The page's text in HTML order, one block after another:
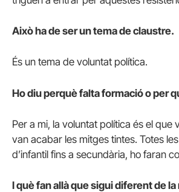
Això ha de ser un tema de claustre.
És un tema de voluntat política.
Ho diu perquè falta formació o per
Per a mi, la voluntat política és el que
van acabar les mitges tintes. Totes
d’infantil fins a secundària, ho faran
I què fan allà que sigui diferent de la